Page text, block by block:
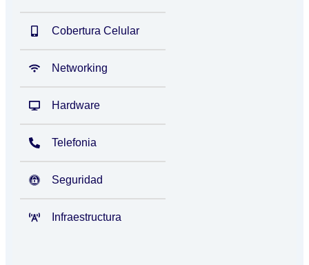
Cobertura Celular
Networking
Hardware
Telefonia
Seguridad
Infraestructura